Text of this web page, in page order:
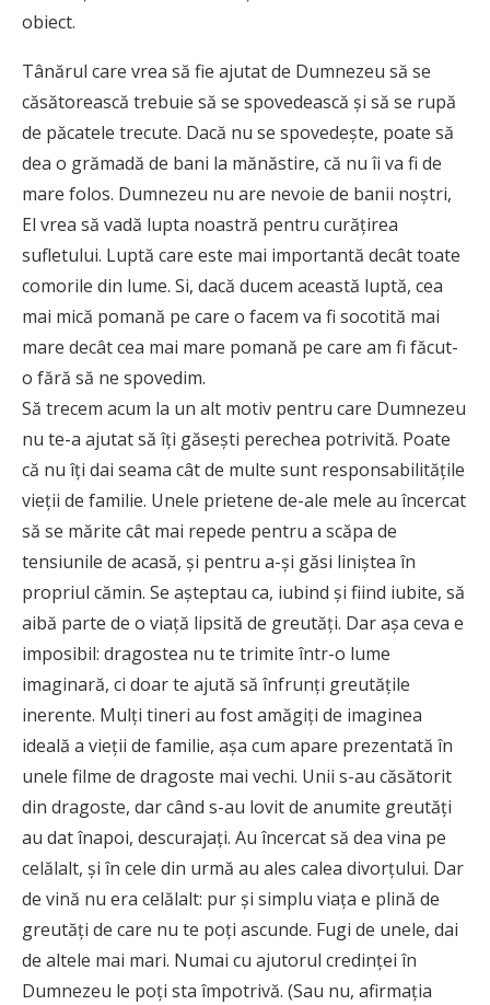
obiect.
Tânărul care vrea să fie ajutat de Dumnezeu să se
căsătorească trebuie să se spovedească și să se rupă
de păcatele trecute. Dacă nu se spovedește, poate să
dea o grămadă de bani la mănăstire, că nu îi va fi de
mare folos. Dumnezeu nu are nevoie de banii noștri,
El vrea să vadă lupta noastră pentru curățirea
sufletului. Luptă care este mai importantă decât toate
comorile din lume. Si, dacă ducem această luptă, cea
mai mică pomană pe care o facem va fi socotită mai
mare decât cea mai mare pomană pe care am fi făcut-
o fără să ne spovedim.
Să trecem acum la un alt motiv pentru care Dumnezeu
nu te-a ajutat să îți găsești perechea potrivită. Poate
că nu îți dai seama cât de multe sunt responsabilitățile
vieții de familie. Unele prietene de-ale mele au încercat
să se mărite cât mai repede pentru a scăpa de
tensiunile de acasă, și pentru a-și găsi liniștea în
propriul cămin. Se așteptau ca, iubind și fiind iubite, să
aibă parte de o viață lipsită de greutăți. Dar așa ceva e
imposibil: dragostea nu te trimite într-o lume
imaginară, ci doar te ajută să înfrunți greutățile
inerente. Mulți tineri au fost amăgiți de imaginea
ideală a vieții de familie, așa cum apare prezentată în
unele filme de dragoste mai vechi. Unii s-au căsătorit
din dragoste, dar când s-au lovit de anumite greutăți
au dat înapoi, descurajați. Au încercat să dea vina pe
celălalt, și în cele din urmă au ales calea divorțului. Dar
de vină nu era celălalt: pur și simplu viața e plină de
greutăți de care nu te poți ascunde. Fugi de unele, dai
de altele mai mari. Numai cu ajutorul credinței în
Dumnezeu le poți sta împotrivă. (Sau nu, afirmația